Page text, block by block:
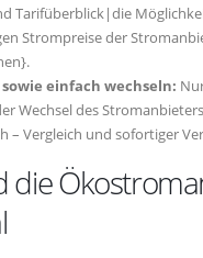
Tarifüberblick|die
Strompreise der
einfach wechseln:
Wechsel des
– Vergleich und sofortiger
die